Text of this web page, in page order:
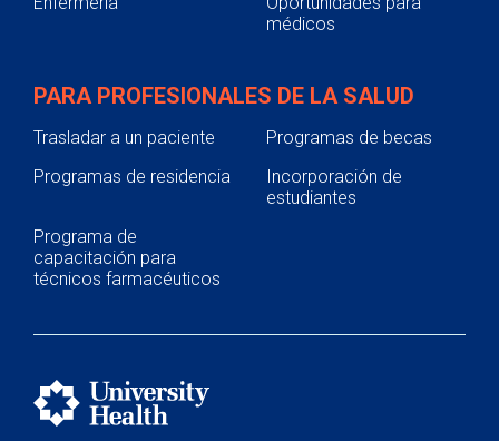
médicos
PARA PROFESIONALES DE LA SALUD
Trasladar a un paciente
Programas de becas
Programas de residencia
Incorporación de
estudiantes
Programa de
capacitación para
técnicos farmacéuticos